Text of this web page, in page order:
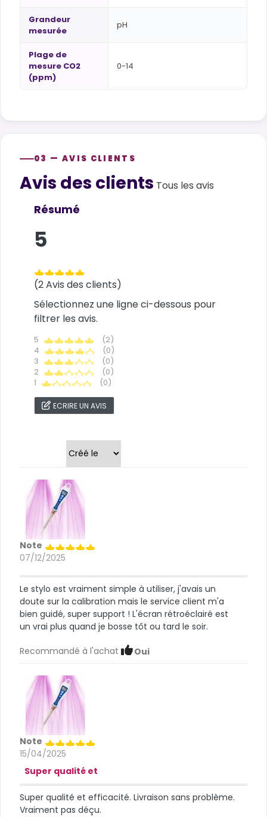
Grandeur
mesurée
pH
Plage de
mesure CO2
(ppm)
0-14
03 — AVIS CLIENTS
Customer reviews
Avis des clients Tous les avis
Résumé
5
(2 Avis des clients)
Sélectionnez une ligne ci-dessous pour
filtrer les avis.
5
(2)
4
(0)
3
(0)
2
(0)
1
(0)
ECRIRE UN AVIS
Note
07/12/2025
Le stylo est vraiment simple à utiliser, j'avais un
doute sur la calibration mais le service client m'a
bien guidé, super support ! L'écran rétroéclairé est
un vrai plus quand je bosse tôt ou tard le soir.
Recommandé à l'achat Oui
Note
15/04/2025
Super qualité et
Super qualité et efficacité. Livraison sans problème.
Vraiment pas déçu.